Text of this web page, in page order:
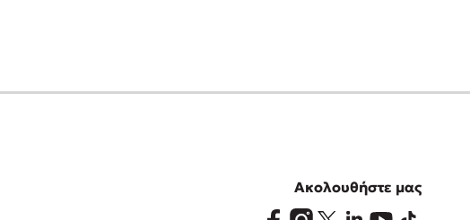
Ακολουθήστε μας